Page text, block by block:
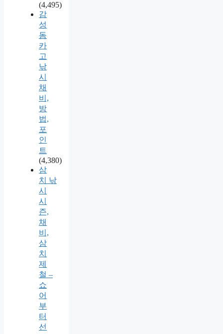
(4,495)
감
성
돔
카
고
낚
시
채
비,
방
법,
포
인
트
(4,380)
삼
치 낚
시
시
즌,
채
비,
삼
치
제
철 –
쇼
어
부
터
선